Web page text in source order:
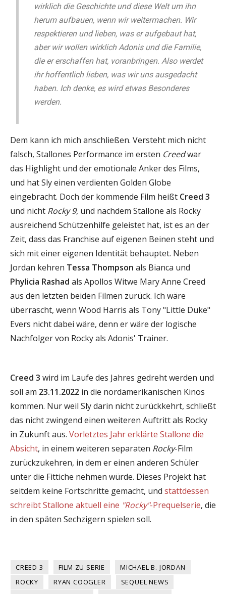
wirklich die Geschichte und diese Welt um ihn
herum aufbauen, wenn wir weitermachen. Wir
respektieren und lieben, was er aufgebaut hat,
aber wir wollen wirklich Adonis und die Familie,
die er erschaffen hat, voranbringen. Also werdet
ihr hoffentlich lieben, was wir uns ausgedacht
haben. Ich denke, es wird etwas Besonderes
werden.
Dem kann ich mich anschließen. Versteht mich nicht
falsch, Stallones Performance im ersten Creedwar
das Highlight und der emotionale Anker des Films,
und hat Sly einen verdienten Golden Globe
eingebracht. Doch der kommende Film heißt Creed 3
und nicht Rocky 9, und nachdem Stallone als Rocky
ausreichend Schützenhilfe geleistet hat, ist es an der
Zeit, dass das Franchise auf eigenen Beinen steht und
sich mit einer eigenen Identität behauptet. Neben
Jordan kehren Tessa Thompson als Bianca und
Phylicia Rashad als Apollos Witwe Mary Anne Creed
aus den letzten beiden Filmen zurück. Ich wäre
überrascht, wenn Wood Harris als Tony "Little Duke"
Evers nicht dabei wäre, denn er wäre der logische
Nachfolger von Rocky als Adonis' Trainer.
Creed 3 wird im Laufe des Jahres gedreht werden und
soll am 23.11.2022 in die nordamerikanischen Kinos
kommen. Nur weil Sly darin nicht zurückkehrt, schließt
das nicht zwingend einen weiteren Auftritt als Rocky
in Zukunft aus. Vorletztes Jahr erklärte Stallone die
Absicht, in einem weiteren separaten Rocky-Film
zurückzukehren, in dem er einen anderen Schüler
unter die Fittiche nehmen würde. Dieses Projekt hat
seitdem keine Fortschritte gemacht, und stattdessen
schreibt Stallone aktuell eine "Rocky"-Prequelserie, die
in den späten Sechzigern spielen soll.
CREED 3 FILM ZU SERIE
MICHAEL B. JORDAN
ROCKY
RYAN COOGLER
SEQUEL NEWS